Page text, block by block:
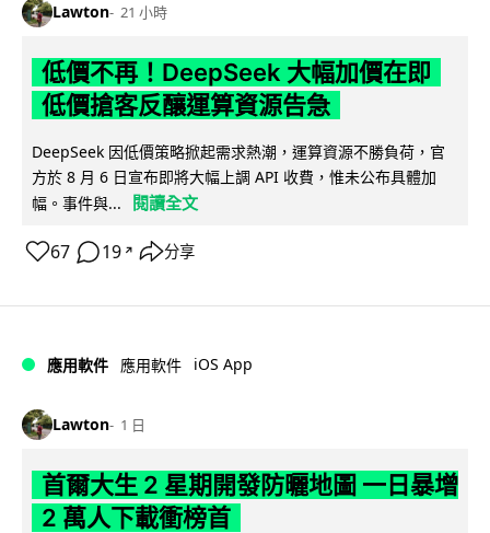
Lawton 21 小時
低價不再！DeepSeek 大幅加價在即
低價搶客反釀運算資源告急
DeepSeek 因低價策略掀起需求熱潮，運算資源不勝負荷，官
方於 8 月 6 日宣布即將大幅上調 API 收費，惟未公布具體加
幅。事件與...
閱讀全文
67 19 ↗ 分享
應用軟件 應用軟件 iOS App
Lawton 1 日
首爾大生 2 星期開發防曬地圖 一日暴增
2 萬人下載衝榜首